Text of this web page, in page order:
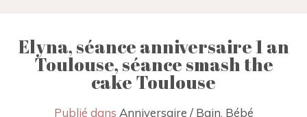
Elyna, séance anniversaire 1 an
Toulouse, séance smash the
cake Toulouse
Publié dans Anniversaire / Bain, Bébé